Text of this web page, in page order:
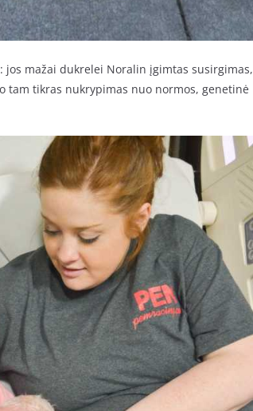
mažai dukrelei Noralin įgimtas susirgimas,
tam tikras nukrypimas nuo normos, genetinė